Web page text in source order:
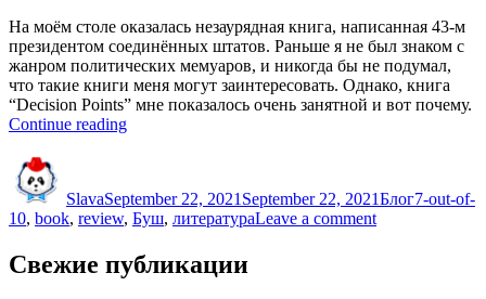
На моём столе оказалась незаурядная книга, написанная 43-м
президентом соединённых штатов. Раньше я не был знаком с
жанром политических мемуаров, и никогда бы не подумал,
что такие книги меня могут заинтересовать. Однако, книга
“Decision Points” мне показалось очень занятной и вот почему.
Continue reading“Ревью:
SlavaSeptember 22, 2021 September 22, 2021Блог7-out-of-
10, book, review, Буш, литератураLeave a commenton
Свежие публикации